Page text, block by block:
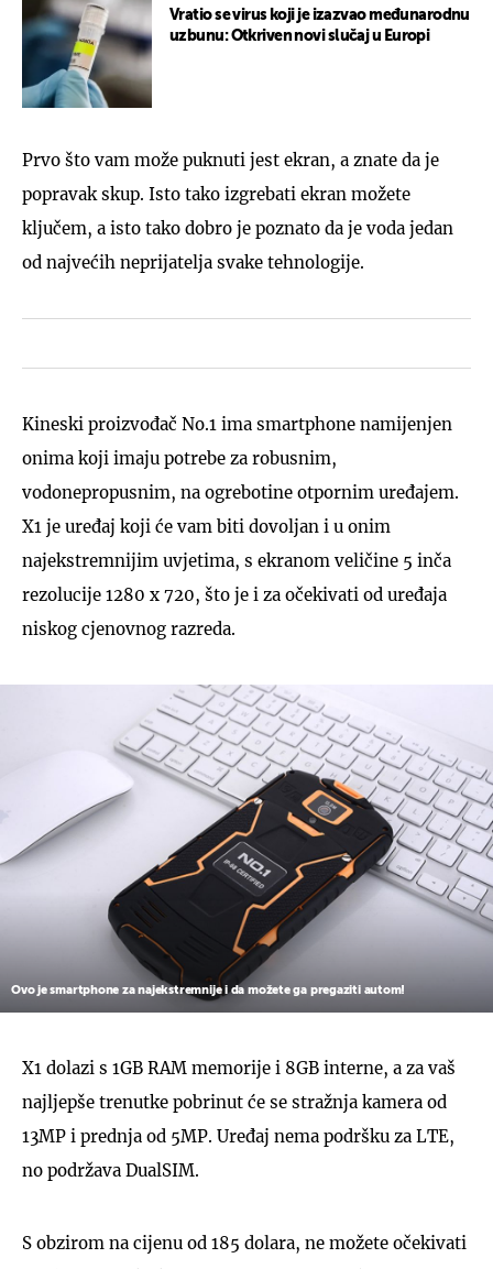
Vratio se virus koji je izazvao međunarodnu
uzbunu: Otkriven novi slučaj u Europi
Prvo što vam može puknuti jest ekran, a znate da je
popravak skup. Isto tako izgrebati ekran možete
ključem, a isto tako dobro je poznato da je voda jedan
od najvećih neprijatelja svake tehnologije.
Kineski proizvođač No.1 ima smartphone namijenjen
onima koji imaju potrebe za robusnim,
vodonepropusnim, na ogrebotine otpornim uređajem.
X1 je uređaj koji će vam biti dovoljan i u onim
najekstremnijim uvjetima, s ekranom veličine 5 inča
rezolucije 1280 x 720, što je i za očekivati od uređaja
niskog cjenovnog razreda.
Ovo je smartphone za najekstremnije i da možete ga pregaziti autom!
X1 dolazi s 1GB RAM memorije i 8GB interne, a za vaš
najljepše trenutke pobrinut će se stražnja kamera od
13MP i prednja od 5MP. Uređaj nema podršku za LTE,
no podržava DualSIM.
S obzirom na cijenu od 185 dolara, ne možete očekivati